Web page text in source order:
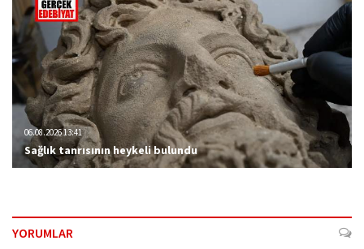
06.08.2026 13:41
Sağlık tanrısının heykeli bulundu
YORUMLAR